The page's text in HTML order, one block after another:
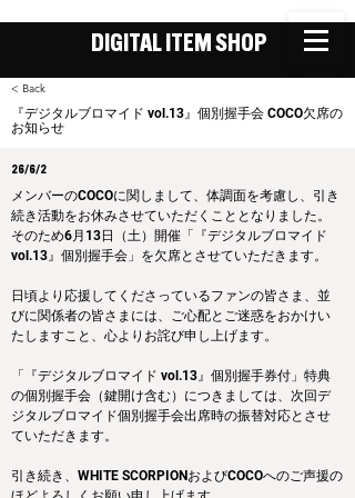
DIGITAL ITEM SHOP
< Back
『デジタルブロマイド vol.13』個別握手会 COCO欠席の
お知らせ
26/6/2
メンバーのCOCOに関しまして、体調面を考慮し、引き
続き活動をお休みさせていただくこととなりました。
そのため6月13日（土）開催「『デジタルブロマイド
vol.13』個別握手会」を欠席とさせていただきます。
日頃より応援してくださっているファンの皆さま、並
びに関係者の皆さまには、ご心配とご迷惑をおかけい
たしますこと、心よりお詫び申し上げます。
「『デジタルブロマイド vol.13』個別握手券付」特典
の個別握手会（鍵開け含む）につきましては、次回デ
ジタルブロマイド個別握手会出席時の振替対応とさせ
ていただきます。
引き続き、WHITE SCORPIONおよびCOCOへのご声援の